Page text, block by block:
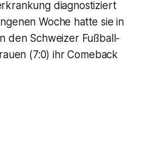
diagnostiziert
Woche hatte sie in
den Schweizer Fußball-
(7:0) ihr Comeback